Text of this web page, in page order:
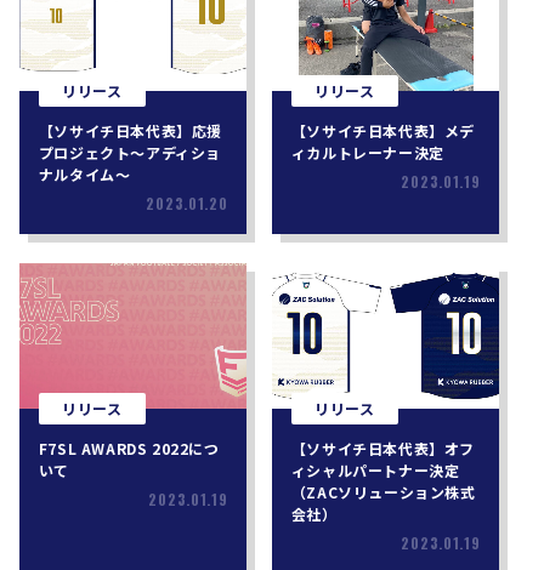
リリース
【ソサイチ日本代表】応援
プロジェクト〜アディショ
ナルタイム〜
2023.01.20
リリース
【ソサイチ日本代表】メデ
ィカルトレーナー決定
2023.01.19
リリース
F7SL AWARDS 2022につ
いて
2023.01.19
リリース
【ソサイチ日本代表】オフ
ィシャルパートナー決定
（ZACソリューション株式
会社）
2023.01.19